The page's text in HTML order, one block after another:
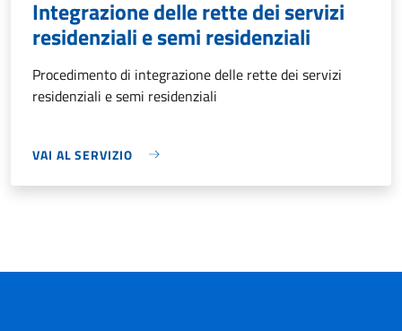
Integrazione delle rette dei servizi
residenziali e semi residenziali
Procedimento di integrazione delle rette dei servizi
residenziali e semi residenziali
VAI AL SERVIZIO